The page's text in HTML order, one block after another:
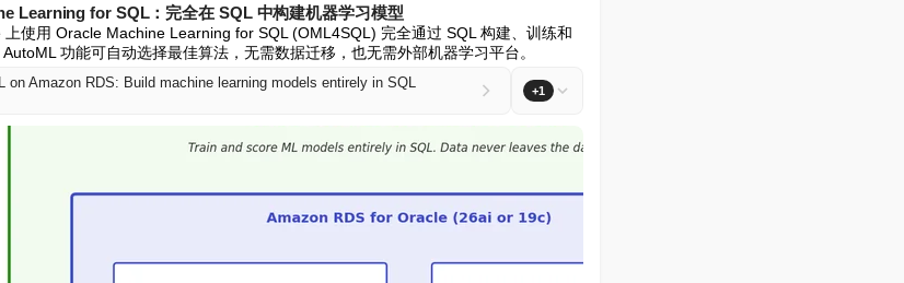
Learning for SQL：完全在 SQL 中构建机器学习模型
使用 Oracle Machine Learning for SQL (OML4SQL) 完全通过 SQL 构建、训练和
功能可自动选择最佳算法，无需数据迁移，也无需外部机器学习平台。
on Amazon RDS: Build machine learning models entirely in SQL +1